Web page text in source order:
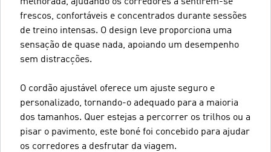
frescos, confortáveis e concentrados durante sessões
de treino intensas. O design leve proporciona uma
sensação de quase nada, apoiando um desempenho
sem distracções.
O cordão ajustável oferece um ajuste seguro e
personalizado, tornando-o adequado para a maioria
dos tamanhos. Quer estejas a percorrer os trilhos ou a
pisar o pavimento, este boné foi concebido para ajudar
os corredores a desfrutar da viagem.